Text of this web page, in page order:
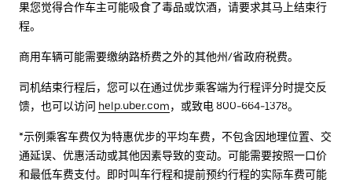
果您觉得合作车主可能吸食了毒品或饮酒，请要求其马上结束行
程。
商用车辆可能需要缴纳路桥费之外的其他州/省政府税费。
司机结束行程后，您可以在通过优步乘客端为行程评分时提交反
馈，也可以访问 help.uber.com，或致电 800-664-1378。
*示例乘客车费仅为特惠优步的平均车费，不包含因地理位置、交
通延误、优惠活动或其他因素导致的变动。可能需要按照一口价
和最低车费支付。即时叫车行程和提前预约行程的实际车费可能